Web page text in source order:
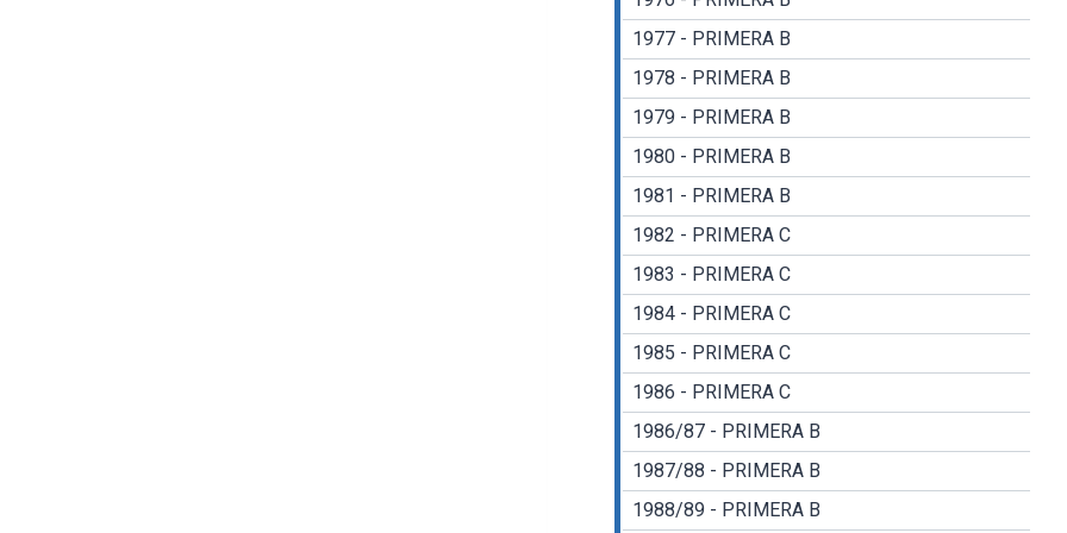
1977 - PRIMERA B
1978 - PRIMERA B
1979 - PRIMERA B
1980 - PRIMERA B
1981 - PRIMERA B
1982 - PRIMERA C
1983 - PRIMERA C
1984 - PRIMERA C
1985 - PRIMERA C
1986 - PRIMERA C
1986/87 - PRIMERA B
1987/88 - PRIMERA B
1988/89 - PRIMERA B